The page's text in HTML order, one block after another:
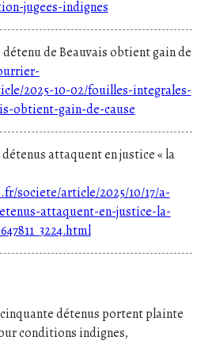
jugees-indignes
de Beauvais obtient gain de
2025-10-02/fouilles-integrales-
obtient-gain-de-cause
attaquent en justice « la
societe/article/2025/10/17/a-
attaquent-en-justice-la-
détenus portent plainte
conditions indignes,